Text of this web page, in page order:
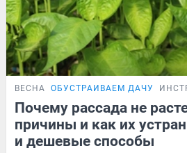
ВЕСНА ОБУСТРАИВАЕМ ДАЧУ
Почему рассада не
причины и как их
и дешевые способы